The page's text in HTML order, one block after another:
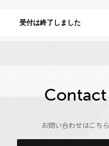
受付は終了しました
Contact
お問い合わせはこちら